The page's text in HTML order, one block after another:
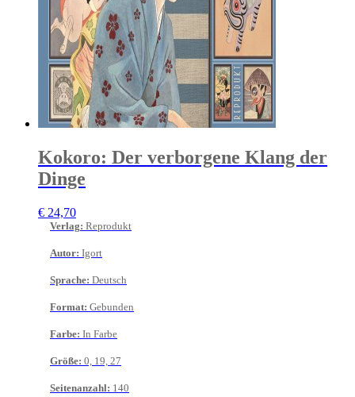
Kokoro: Der verborgene Klang der
Dinge
€ 24,70
Verlag: Reprodukt
Autor: Igort
Sprache: Deutsch
Format: Gebunden
Farbe: In Farbe
Größe: 0, 19, 27
Seitenanzahl: 140